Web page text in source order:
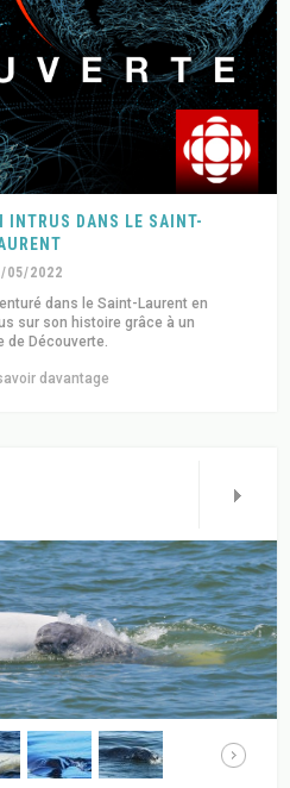
INTRUS DANS LE SAINT-
05/2022
dans le Saint-Laurent en
sur son histoire grâce à un
de Découverte.
davantage